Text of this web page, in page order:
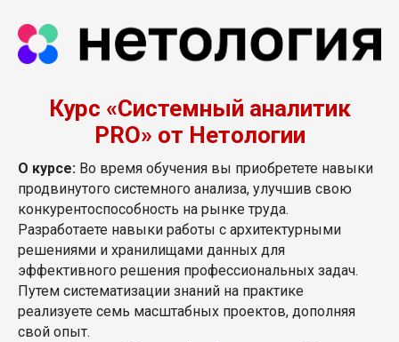
Курс «Системный аналитик
PRO» от Нетологии
О курсе: Во время обучения вы приобретете навыки
продвинутого системного анализа, улучшив свою
конкурентоспособность на рынке труда.
Разработаете навыки работы с архитектурными
решениями и хранилищами данных для
эффективного решения профессиональных задач.
Путем систематизации знаний на практике
реализуете семь масштабных проектов, дополняя
свой опыт.